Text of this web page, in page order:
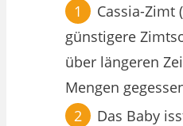
Cassia-Zimt
günstigere
über längeren
Mengen
Das Baby